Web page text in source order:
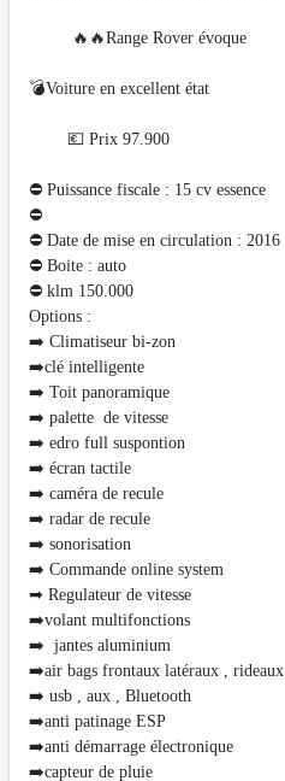
🔥🔥Range Rover évoque
💣Voiture en excellent état
💶 Prix 97.900
⛔ Puissance fiscale : 15 cv essence
⛔️
⛔ Date de mise en circulation : 2016
⛔ Boite : auto
⛔️ klm 150.000
Options :
➡️ Climatiseur bi-zon
➡️clé intelligente
➡️ Toit panoramique
➡️ palette de vitesse
➡️ edro full suspontion
➡️ écran tactile
➡️ caméra de recule
➡️ radar de recule
➡️ sonorisation
➡️ Commande online system
➡ Regulateur de vitesse
➡️volant multifonctions
➡️ jantes aluminium
➡️air bags frontaux latéraux , rideaux
➡️ usb , aux , Bluetooth
➡️anti patinage ESP
➡️anti démarrage électronique
➡️capteur de pluie